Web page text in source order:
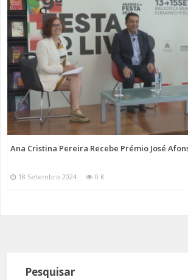
Ana Cristina Pereira Recebe Prémio José
18 Setembro 2024 0 K
Pesquisar